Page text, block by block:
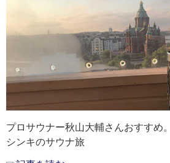
プロサウナー秋山大輔さんおすすめ
シンキのサウナ旅